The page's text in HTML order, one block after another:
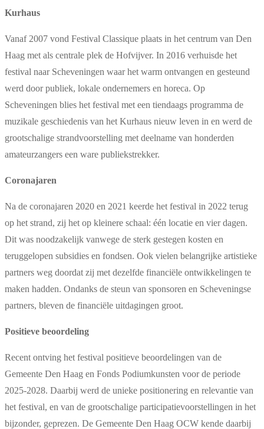
Kurhaus
Vanaf 2007 vond Festival Classique plaats in het centrum van Den
Haag met als centrale plek de Hofvijver. In 2016 verhuisde het
festival naar Scheveningen waar het warm ontvangen en gesteund
werd door publiek, lokale ondernemers en horeca. Op
Scheveningen blies het festival met een tiendaags programma de
muzikale geschiedenis van het Kurhaus nieuw leven in en werd de
grootschalige strandvoorstelling met deelname van honderden
amateurzangers een ware publiekstrekker.
Coronajaren
Na de coronajaren 2020 en 2021 keerde het festival in 2022 terug
op het strand, zij het op kleinere schaal: één locatie en vier dagen.
Dit was noodzakelijk vanwege de sterk gestegen kosten en
teruggelopen subsidies en fondsen. Ook vielen belangrijke artistieke
partners weg doordat zij met dezelfde financiële ontwikkelingen te
maken hadden. Ondanks de steun van sponsoren en Scheveningse
partners, bleven de financiële uitdagingen groot.
Positieve beoordeling
Recent ontving het festival positieve beoordelingen van de
Gemeente Den Haag en Fonds Podiumkunsten voor de periode
2025-2028. Daarbij werd de unieke positionering en relevantie van
het festival, en van de grootschalige participatievoorstellingen in het
bijzonder, geprezen. De Gemeente Den Haag OCW kende daarbij